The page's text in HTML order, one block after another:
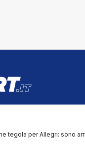
tegola per Allegri: sono